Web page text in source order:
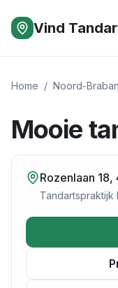
Vind
Home / Noord-
Mooie
Rozenlaan
Tandartspraktijk